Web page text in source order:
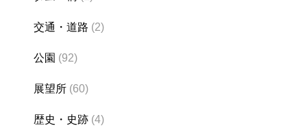
交通・道路 (2)
公園 (92)
展望所 (60)
歴史・史跡 (4)